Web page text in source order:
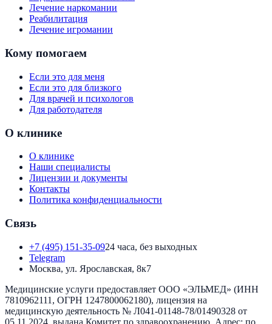
Лечение наркомании
Реабилитация
Лечение игромании
Кому помогаем
Если это для меня
Если это для близкого
Для врачей и психологов
Для работодателя
О клинике
О клинике
Наши специалисты
Лицензии и документы
Контакты
Политика конфиденциальности
Связь
+7 (495) 151-35-0924 часа, без выходных
Telegram
Москва, ул. Ярославская, 8к7
Медицинские услуги предоставляет ООО «ЭЛЬМЕД» (ИНН
7810962111 , ОГРН 1247800062180), лицензия на
медицинскую деятельность № Л041-01148-78/01490328 от
05.11.2024 , выдана Комитет по здравоохранению . Адрес: по